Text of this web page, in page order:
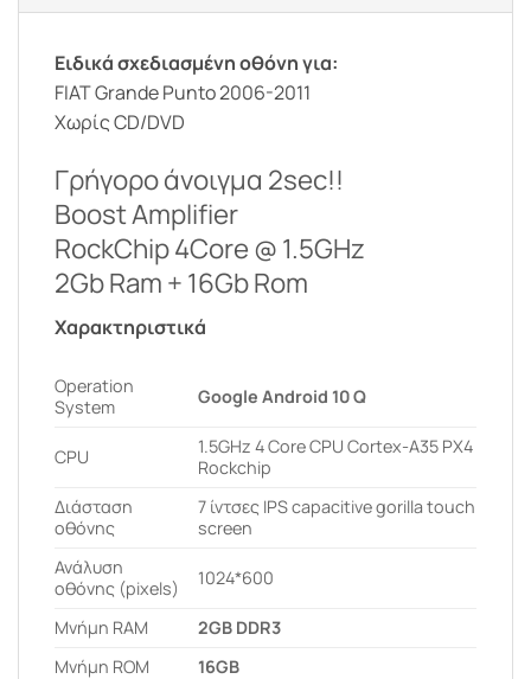
Ειδικά σχεδιασμένη οθόνη για:
FIAT Grande Punto 2006-2011
Χωρίς CD/DVD
Γρήγορο άνοιγμα 2sec!!
Boost Amplifier
RockChip 4Core @ 1.5GHz
2Gb Ram + 16Gb Rom
Χαρακτηριστικά
Operation
System
Google Android 10 Q
CPU
1.5GHz 4 Core CPU Cortex-A35 PX4
Rockchip
Διάσταση
οθόνης
7 ίντσες IPS capacitive gorilla touch
screen
Ανάλυση
οθόνης (pixels)
1024*600
Μνήμη RAM
2GB DDR3
Μνήμη ROM
16GB